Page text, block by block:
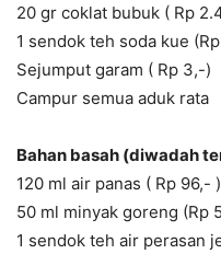
20 gr coklat bubuk ( Rp
1 sendok teh soda kue
Sejumput garam ( Rp 3,-)
Campur semua aduk rata
Bahan basah (diwadah
120 ml air panas ( Rp 96,-
50 ml minyak goreng (Rp
1 sendok teh air perasan